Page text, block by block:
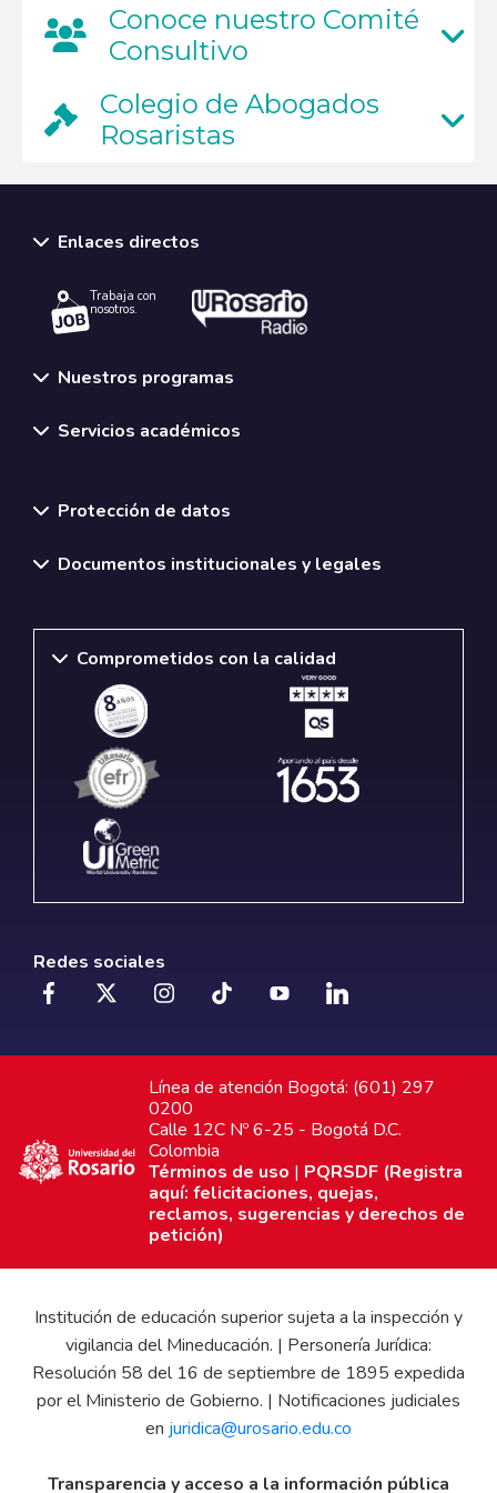
Conoce nuestro Comité
Consultivo
Colegio de Abogados
Rosaristas
Enlaces directos
Trabaja con
nosotros.
Nuestros programas
Servicios académicos
Protección de datos
Documentos institucionales y legales
Comprometidos con la calidad
Redes sociales
Línea de atención Bogotá: (601) 297
0200
Calle 12C Nº 6-25 - Bogotá D.C.
Colombia
Términos de uso | PQRSDF (Registra
aquí: felicitaciones, quejas,
reclamos, sugerencias y derechos de
petición)
Institución de educación superior sujeta a la inspección y
vigilancia del Mineducación. | Personería Jurídica:
Resolución 58 del 16 de septiembre de 1895 expedida
por el Ministerio de Gobierno. | Notificaciones judiciales
en juridica@urosario.edu.co
Transparencia y acceso a la información pública